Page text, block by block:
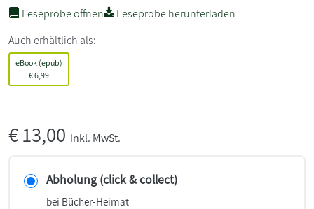
Leseprobe öffnen
Leseprobe herunterladen
Auch erhältlich als:
eBook (epub)
€6,99
€13,00 inkl. MwSt.
Abholung (click & collect)
bei Bücher-Heimat